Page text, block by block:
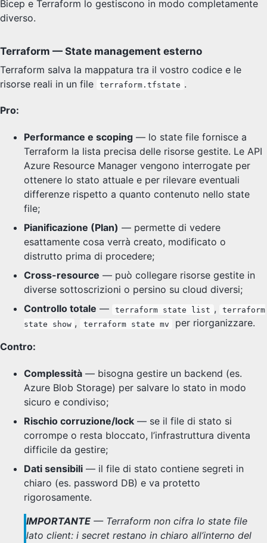
Bicep e Terraform lo gestiscono in modo completamente
diverso.
Terraform — State management esterno
Terraform salva la mappatura tra il vostro codice e le
risorse reali in un file
terraform.tfstate .
Pro:
Performance e scoping — lo state file fornisce a
Terraform la lista precisa delle risorse gestite. Le API
Azure Resource Manager vengono interrogate per
ottenere lo stato attuale e per rilevare eventuali
differenze rispetto a quanto contenuto nello state
file;
Pianificazione (Plan) — permette di vedere
esattamente cosa verrà creato, modificato o
distrutto prima di procedere;
Cross-resource — può collegare risorse gestite in
diverse sottoscrizioni o persino su cloud diversi;
Controllo totale — terraform state list ,
terraform
state show , terraform state mv
per riorganizzare.
Contro:
Complessità — bisogna gestire un backend (es.
Azure Blob Storage) per salvare lo stato in modo
sicuro e condiviso;
Rischio corruzione/lock — se il file di stato si
corrompe o resta bloccato, l’infrastruttura diventa
difficile da gestire;
Dati sensibili — il file di stato contiene segreti in
chiaro (es. password DB) e va protetto
rigorosamente.
IMPORTANTE — Terraform non cifra lo state file
lato client: i secret restano in chiaro all’interno del